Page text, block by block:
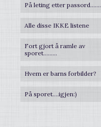
På leting etter passord…….
Alle disse IKKE listene
Fort gjort å ramle av
sporet………
Hvem er barns forbilder?
På sporet….igjen:)